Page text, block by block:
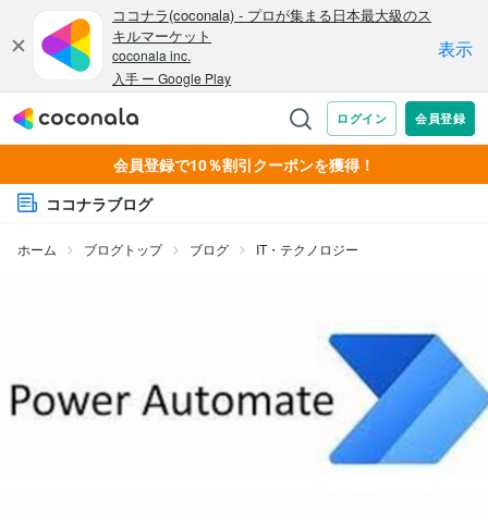
会員登録で10％割引クーポンを獲得！
ココナラブログ
ホーム ブログトップ ブログ IT・テクノロジー